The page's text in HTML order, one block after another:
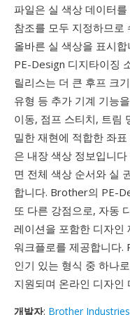
파일은 실 색상 데이터
참조를 모두 지정하므로
올바른 실 색상을 표시
PE-Design 디지타이징
릴리스는 더 큰 후프 크
유형 등 추가 기계 기능
이동, 점프 스티치, 트림
밀한 재현에 적합한 좌
은 내장 색상 정보입니
면 전체 색상 순서와 실
합니다. Brother의 PE-
또 다른 강점으로, 자동
레이션을 포함한 디자인
워크플로를 제공합니다.
인기 있는 형식 중 하나
지원되며 온라인 디자인
개발자: Brother Industries